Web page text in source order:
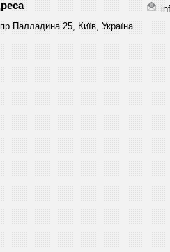
пр.Палладина 25, Київ, Україна